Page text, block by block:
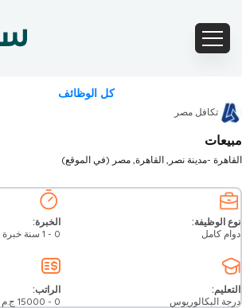
كل الوظائف
تكافل مصر
مبيعات
القاهرة -مدينة نصر , القاهرة, مصر (في الموقع)
نوع الوظيفة:
دوام كامل
الخبرة:
0 - 1 سنة خبرة
التعليم:
درجة البكالوريوس
الراتب:
0
-
15000 ج.م